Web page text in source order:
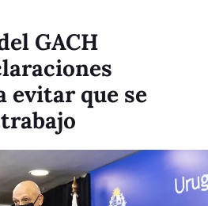
GACH
evitar que se